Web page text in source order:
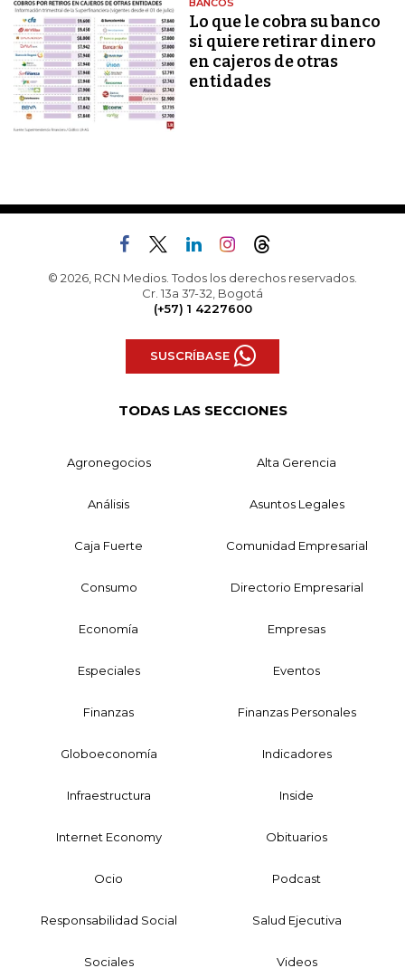
BANCOS
Lo que le cobra su banco
si quiere retirar dinero
en cajeros de otras
entidades
© 2026, RCN Medios. Todos los derechos reservados.
Cr. 13a 37-32, Bogotá
(+57) 1 4227600
SUSCRÍBASE
TODAS LAS SECCIONES
Agronegocios Alta Gerencia
Análisis Asuntos Legales
Caja Fuerte Comunidad Empresarial
Consumo Directorio Empresarial
Economía Empresas
Especiales Eventos
Finanzas Finanzas Personales
Globoeconomía Indicadores
Infraestructura Inside
Internet Economy Obituarios
Ocio Podcast
Responsabilidad Social Salud Ejecutiva
Sociales Videos